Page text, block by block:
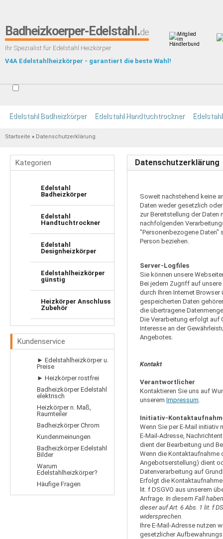
Badheizkoerper-Edelstahl.de
Ihr Spezialist für Edelstahl Heizkörper
V4A Edelstahlheizkörper - garantiert die beste Wahl!
Edelstahl Badheizkörper Edelstahl Handtuchtrockner
Startseite » Datenschutzerklärung
Kategorien
Edelstahl
Badheizkörper
Edelstahl
Handtuchtrockner
Edelstahl
Designheizkörper
Edelstahlheizkörper
günstig
Heizkörper Anschluss
Zubehör
Kundenservice
► Edelstahlheizkörper u.
Preise
► Heizkörper rostfrei
Badheizkörper Edelstahl
elektrisch
Heizkörper n. Maß,
Raumteiler
Badheizkörper Chrom
Kundenmeinungen
Badheizkörper Edelstahl
Bilder
Warum
Edelstahlheizkörper?
Häufige Fragen
Datenschutzerklärung
Soweit nachstehend keine
Daten weder gesetzlich
zur Bereitstellung der Daten
nachfolgenden
"Personenbezogene Daten"
Person beziehen.
Server-Logfiles
Sie können unsere
Bei jedem Zugriff auf
durch Ihren Internet
gespeicherten Daten
die übertragene
Die Verarbeitung erfolgt auf
Interesse an der
Angebotes.
Kontakt
Verantwortlicher
Kontaktieren Sie uns auf
unserem Impressum.
Initiativ-
Wenn Sie per E-Mail initiativ
E-Mail-Adresse,
dient der Bearbeitung und
Wenn die Kontaktaufnahme
Angebotserstellung) dient
Datenverarbeitung auf
Erfolgt die
lit. f DSGVO aus unserem
Anfrage. In diesem Fall
dieser auf Art. 6 Abs. 1 lit. f
widersprechen.
Ihre E-Mail-Adresse nutzen
gesetzlicher